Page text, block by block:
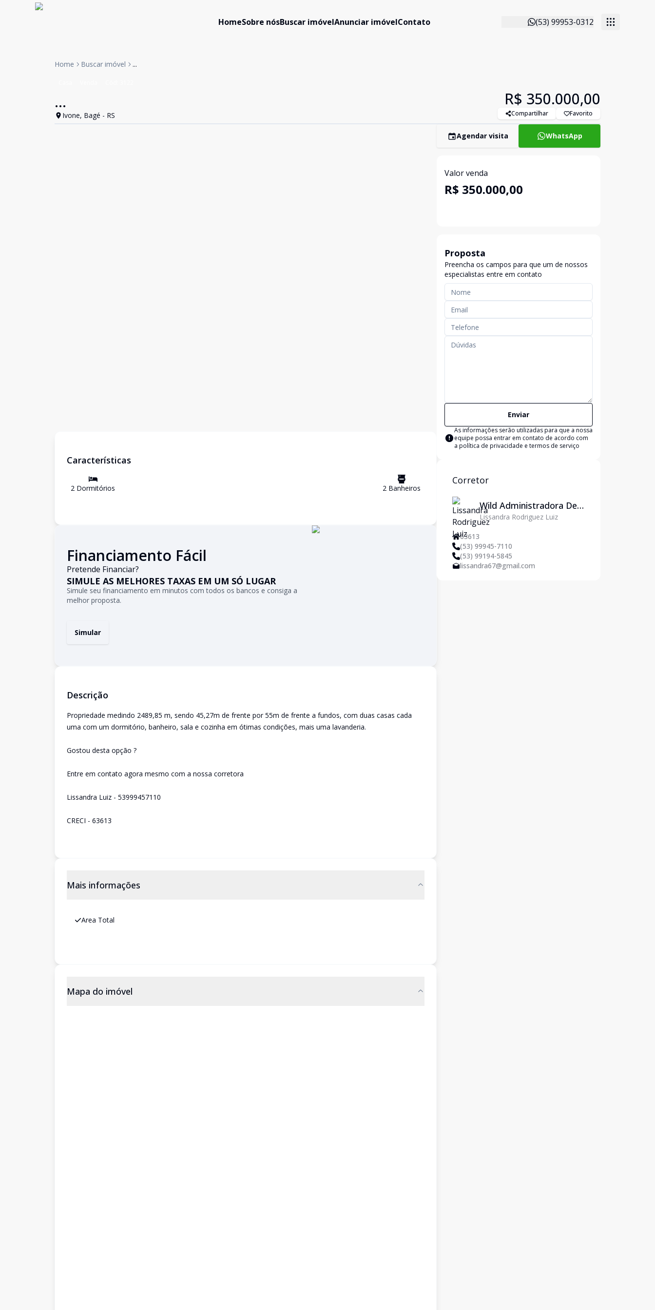
HomeSobre nósBuscar imóvelAnunciar imóvelContato (53) 99953-0312
Home Buscar imóvel ...
...
Ivone, Bagé - RS
R$ 350.000,00
Compartilhar Favorito
Características
2 Dormitórios 2 Banheiros
Financiamento Fácil
Pretende Financiar?
SIMULE AS MELHORES TAXAS EM UM SÓ LUGAR
Simule seu financiamento em minutos com todos os bancos e consiga a
melhor proposta.
Simular
Descrição
Propriedade medindo 2489,85 m, sendo 45,27m de frente por 55m de frente a fundos, com duas casas cada
uma com um dormitório, banheiro, sala e cozinha em ótimas condições, mais uma lavanderia.
Gostou desta opção ?
Entre em contato agora mesmo com a nossa corretora
Lissandra Luiz - 53999457110
CRECI - 63613
Mais informações
Area Total
Mapa do imóvel
Agendar visita WhatsApp
Valor venda
R$ 350.000,00
Proposta
Preencha os campos para que um de nossos
especialistas entre em contato
Enviar
As informações serão utilizadas para que a nossa
equipe possa entrar em contato de acordo com
a política de privacidade e termos de serviço
Corretor
Wild Administradora De
Imóveis Ltda
Lissandra Rodriguez Luiz
63613
(53) 99945-7110
(53) 99194-5845
lissandra67@gmail.com